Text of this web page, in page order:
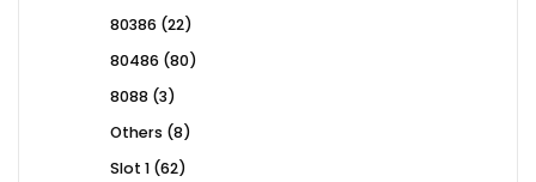
80386 2222
80486 8080
8088 33
Others 88
Slot 1 6262